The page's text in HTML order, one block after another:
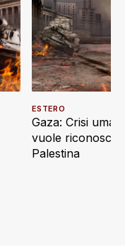
Gaza: Crisi
vuole
Palestina
ESTERO